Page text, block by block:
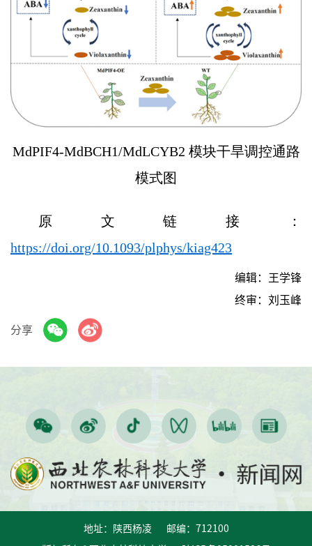
MdPIF4-MdBCH1/MdLCYB2 模块干旱调控通路
模式图
原文链接：
https://doi.org/10.1093/plphys/kiag423
编辑：王学锋
终审：刘玉峰
分享
地址：陕西杨凌 邮编：712100